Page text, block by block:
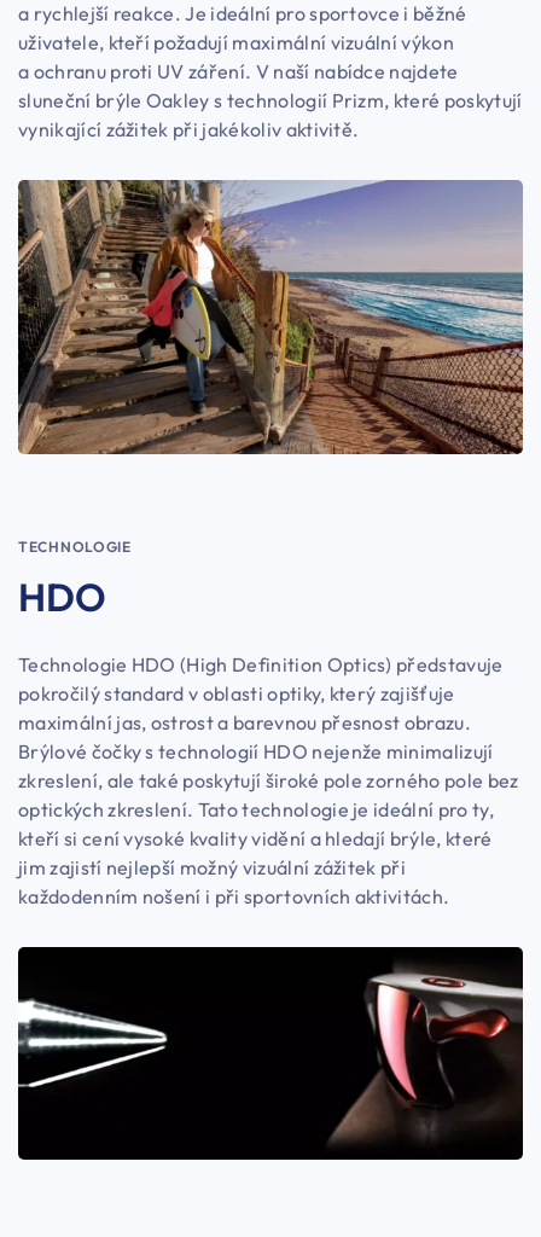
a rychlejší reakce. Je ideální pro sportovce i běžné
uživatele, kteří požadují maximální vizuální výkon
a ochranu proti UV záření. V naší nabídce najdete
sluneční brýle Oakley s technologií Prizm, které poskytují
vynikající zážitek při jakékoliv aktivitě.
TECHNOLOGIE
HDO
Technologie HDO (High Definition Optics) představuje
pokročilý standard v oblasti optiky, který zajišťuje
maximální jas, ostrost a barevnou přesnost obrazu.
Brýlové čočky s technologií HDO nejenže minimalizují
zkreslení, ale také poskytují široké pole zorného pole bez
optických zkreslení. Tato technologie je ideální pro ty,
kteří si cení vysoké kvality vidění a hledají brýle, které
jim zajistí nejlepší možný vizuální zážitek při
každodenním nošení i při sportovních aktivitách.